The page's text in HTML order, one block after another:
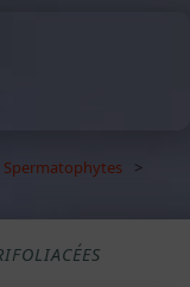
Spermatophytes
>